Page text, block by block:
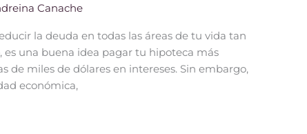
Canache
la deuda en todas las áreas de tu vida tan
es una buena idea pagar tu hipoteca más
de miles de dólares en intereses. Sin embargo,
económica,